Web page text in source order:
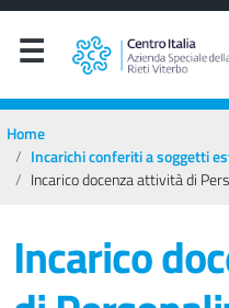
Home
Incarichi conferiti a soggetti
Incarico docenza attività di Personalizzazione e
Incarico